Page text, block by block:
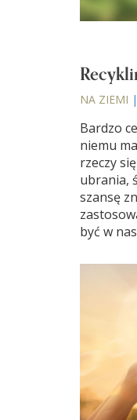
NA ZIEMI |
Bardzo
niemu
rzeczy
ubrania,
szansę
być w